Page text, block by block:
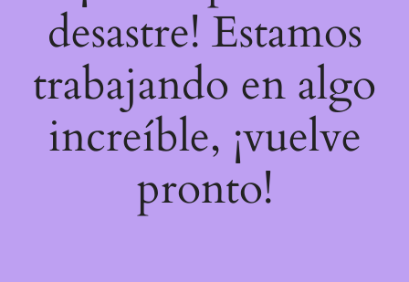
desastre! Estamos
trabajando en algo
increíble, ¡vuelve
pronto!